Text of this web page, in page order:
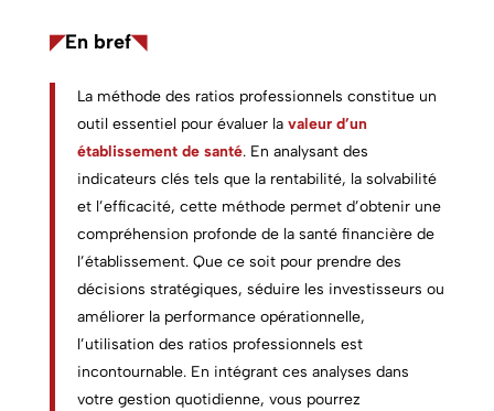
◤En bref◥
La méthode des ratios professionnels constitue un
outil essentiel pour évaluer lavaleur d’un
établissement de santé. En analysant des
indicateurs clés tels que la rentabilité, la solvabilité
et l’efficacité, cette méthode permet d’obtenir une
compréhension profonde de la santé financière de
l’établissement. Que ce soit pour prendre des
décisions stratégiques, séduire les investisseurs ou
améliorer la performance opérationnelle,
l’utilisation des ratios professionnels est
incontournable. En intégrant ces analyses dans
votre gestion quotidienne, vous pourrez